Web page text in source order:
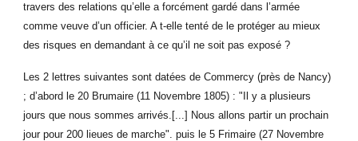
travers des relations qu’elle a forcément gardé dans l’armée
comme veuve d’un officier. A t-elle tenté de le protéger au mieux
des risques en demandant à ce qu’il ne soit pas exposé ?
Les 2 lettres suivantes sont datées de Commercy (près de Nancy)
; d’abord le 20 Brumaire (11 Novembre 1805) : "Il y a plusieurs
jours que nous sommes arrivés.[...] Nous allons partir un prochain
jour pour 200 lieues de marche". puis le 5 Frimaire (27 Novembre